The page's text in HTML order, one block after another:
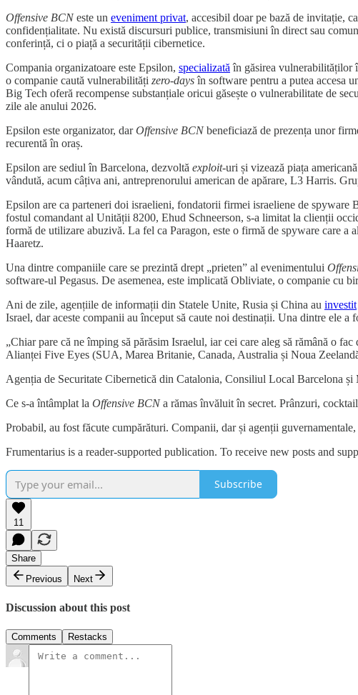
Offensive BCNeste un eveniment privat, accesibil doar pe bază de invitație,
confidențialitate. Nu există discursuri publice, transmisiuni în direct sau
conferință, ci o piață a securității cibernetice.
Compania organizatoare este Epsilon, specializată în găsirea vulnerabilităților
o companie caută vulnerabilități zero-daysîn software pentru a putea accesa
Big Tech oferă recompense substanțiale oricui găsește o vulnerabilitate de
zile ale anului 2026.
Epsilon este organizator, darOffensive BCNbeneficiază de prezența unor
recurentă în oraș.
Epsilon are sediul în Barcelona, dezvoltă exploit-uri și vizează piața
vândută, acum câțiva ani, antreprenorului american de apărare, L3 Harris.
Epsilon are ca parteneri doi israelieni, fondatorii firmei israeliene de
fostul comandant al Unității 8200, Ehud Schneerson, s-a limitat la clienții
formă de utilizare abuzivă. La fel ca Paragon, este o firmă de spyware care
Haaretz.
Una dintre companiile care se prezintă drept „prieten” al evenimentului
software-ul Pegasus. De asemenea, este implicată Obliviate, o companie cu
Ani de zile, agențiile de informații din Statele Unite, Rusia și China au investit
Israel, dar aceste companii au început să caute noi destinații. Una dintre ele
„Chiar pare că ne împing să părăsim Israelul, iar cei care aleg să rămână o
Alianței Five Eyes (SUA, Marea Britanie, Canada, Australia și Noua
Agenția de Securitate Cibernetică din Catalonia, Consiliul Local Barcelona și
Ce s-a întâmplat la Offensive BCNa rămas învăluit în secret. Prânzuri,
Probabil, au fost făcute cumpărături. Companii, dar și agenții
Frumentarius is a reader-supported publication. To receive new posts and
Subscribe
11
Share
Previous
Next
Discussion about this post
Comments Restacks